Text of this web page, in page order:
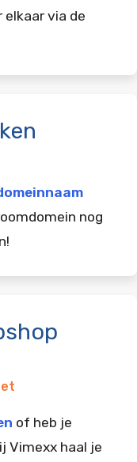
via de
nog
of heb je
Vimexx haal je